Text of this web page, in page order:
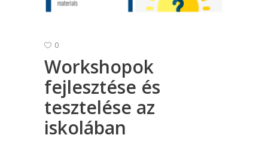
0
Workshopok
fejlesztése és
tesztelése az
iskolában